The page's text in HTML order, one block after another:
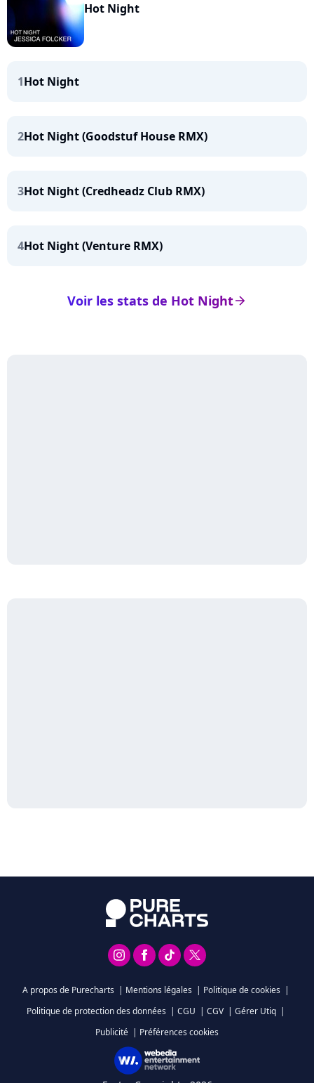
Hot Night
1Hot Night
2Hot Night (Goodstuf House RMX)
3Hot Night (Credheadz Club RMX)
4Hot Night (Venture RMX)
arrow_right
Voir les stats de Hot Night
A propos de Purecharts | Mentions légales | Politique de cookies |
Politique de protection des données | CGU | CGV | Gérer Utiq |
Publicité | Préférences cookies